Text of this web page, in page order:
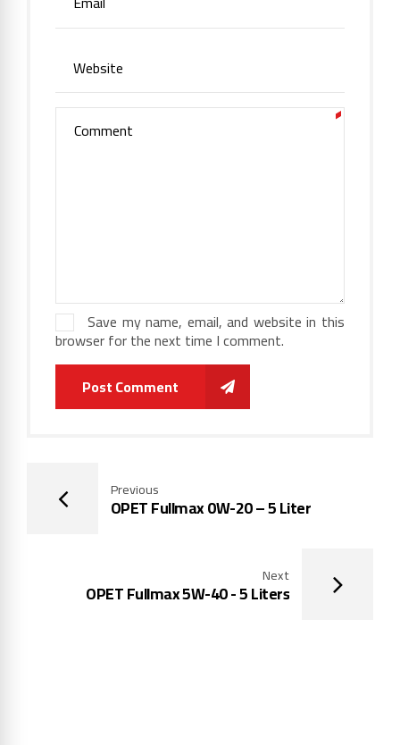
Save my name, email, and website in this
browser for the next time I comment.
Post Comment
Previous
OPET Fullmax 0W-20 – 5 Liter
Next
OPET Fullmax 5W-40 - 5 Liters